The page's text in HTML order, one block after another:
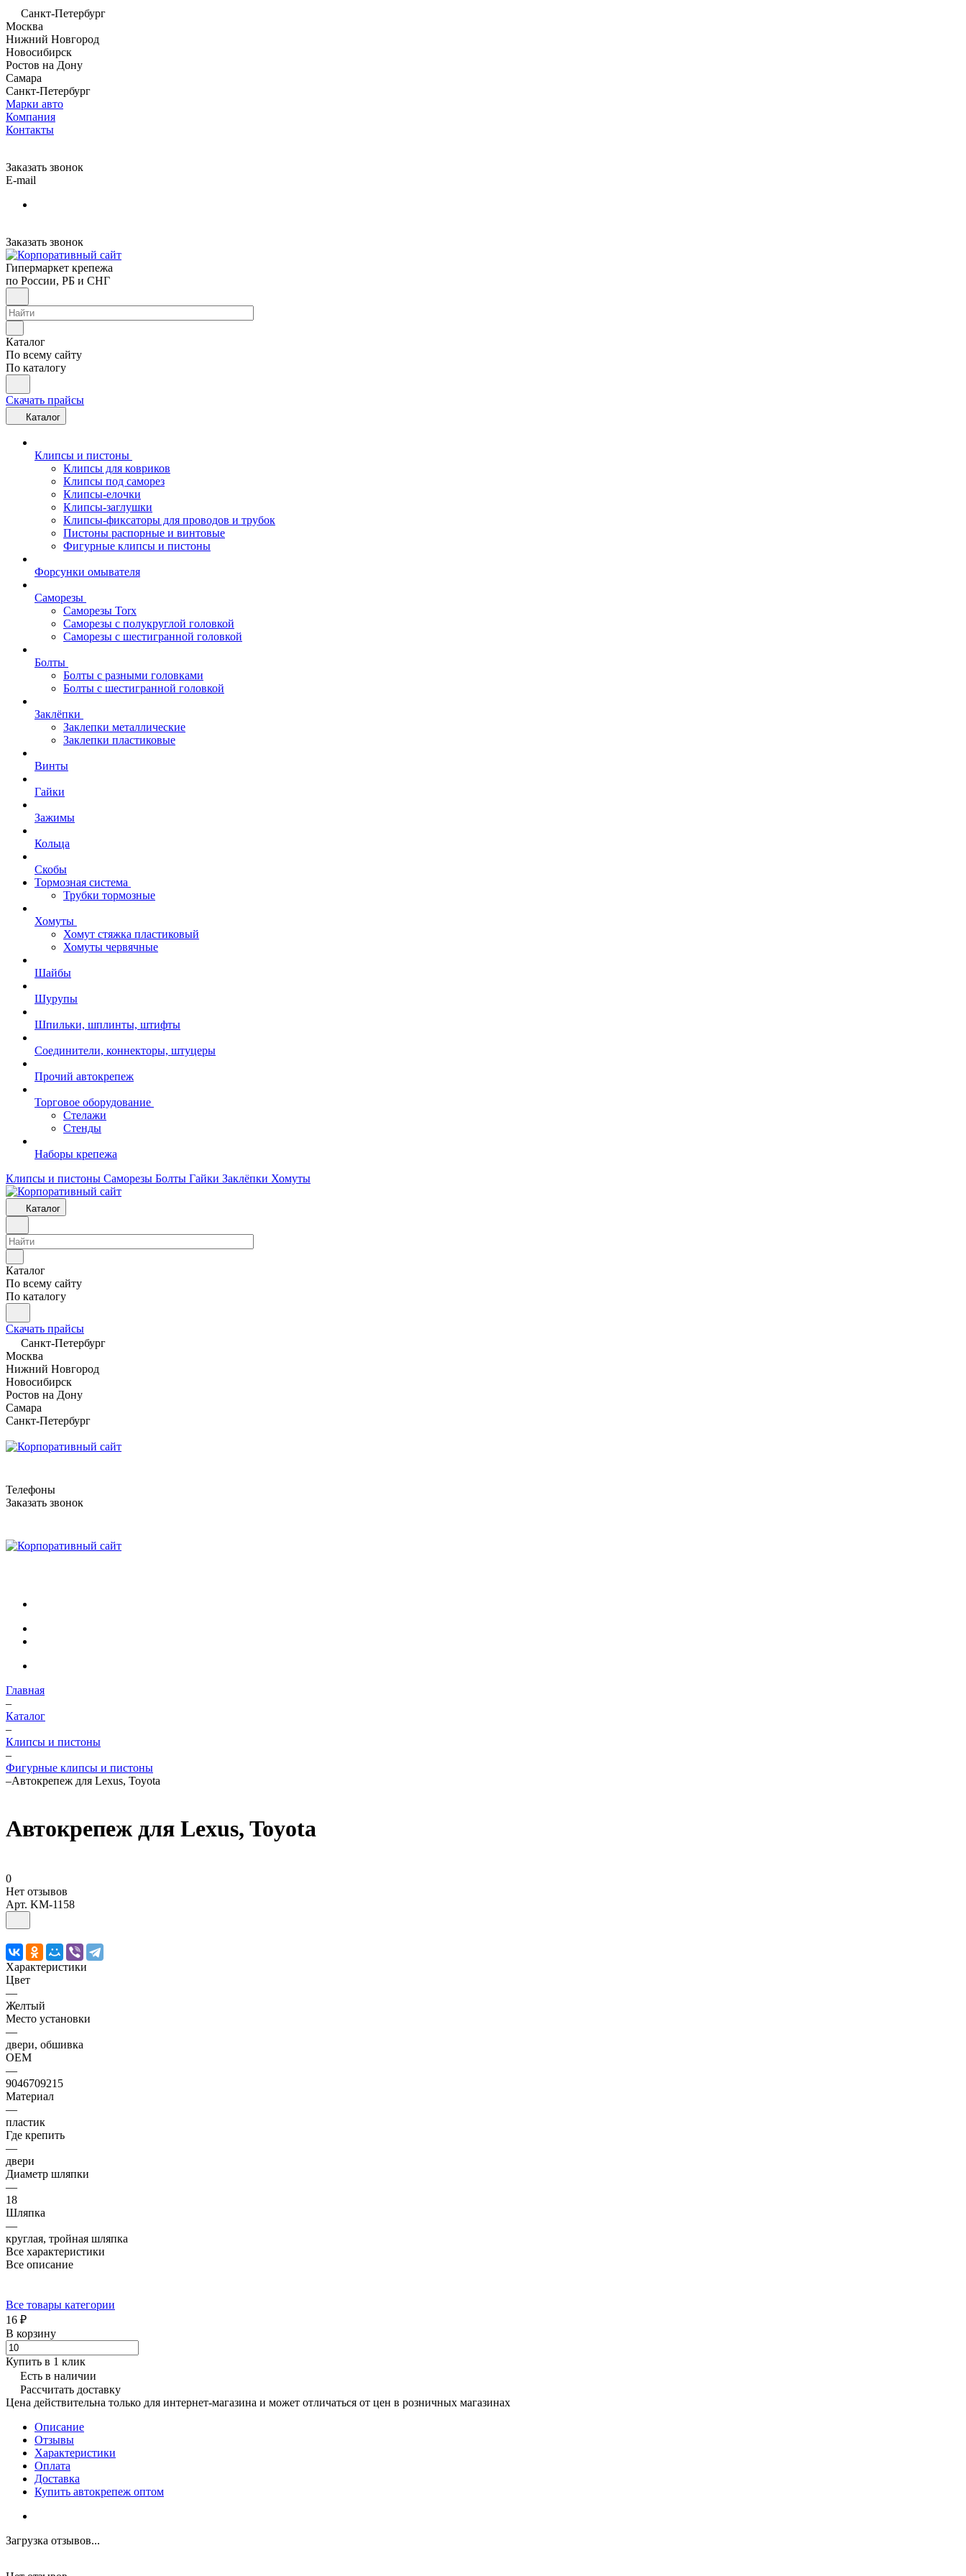
Санкт-Петербург
Москва
Нижний Новгород
Новосибирск
Ростов на Дону
Самара
Санкт-Петербург
Марки авто
Компания
Контакты
Заказать звонок
E-mail
Заказать звонок
Гипермаркет крепежа
по России, РБ и СНГ
Каталог
По всему сайту
По каталогу
Скачать прайсы
Каталог
Клипсы и пистоны
Клипсы для ковриков
Клипсы под саморез
Клипсы-елочки
Клипсы-заглушки
Клипсы-фиксаторы для проводов и трубок
Пистоны распорные и винтовые
Фигурные клипсы и пистоны
Форсунки омывателя
Саморезы
Саморезы Torx
Саморезы с полукруглой головкой
Саморезы с шестигранной головкой
Болты
Болты с разными головками
Болты с шестигранной головкой
Заклёпки
Заклепки металлические
Заклепки пластиковые
Винты
Гайки
Зажимы
Кольца
Скобы
Тормозная система
Трубки тормозные
Хомуты
Хомут стяжка пластиковый
Хомуты червячные
Шайбы
Шурупы
Шпильки, шплинты, штифты
Соединители, коннекторы, штуцеры
Прочий автокрепеж
Торговое оборудование
Стелажи
Стенды
Наборы крепежа
Клипсы и пистоны Саморезы Болты Гайки Заклёпки Хомуты
Каталог
Каталог
По всему сайту
По каталогу
Скачать прайсы
Санкт-Петербург
Москва
Нижний Новгород
Новосибирск
Ростов на Дону
Самара
Санкт-Петербург
Телефоны
Заказать звонок
Главная
–
Каталог
–
Клипсы и пистоны
–
Фигурные клипсы и пистоны
–Автокрепеж для Lexus, Toyota
Автокрепеж для Lexus, Toyota
0
Нет отзывов
Арт. KM-1158
Характеристики
Цвет
—
Желтый
Место установки
—
двери, обшивка
OEM
—
9046709215
Материал
—
пластик
Где крепить
—
двери
Диаметр шляпки
—
18
Шляпка
—
круглая, тройная шляпка
Все характеристики
Все описание
Все товары категории
16 ₽
В корзину
Купить в 1 клик
Есть в наличии
Рассчитать доставку
Цена действительна только для интернет-магазина и может отличаться от цен в розничных магазинах
Описание
Отзывы
Характеристики
Оплата
Доставка
Купить автокрепеж оптом
Загрузка отзывов...